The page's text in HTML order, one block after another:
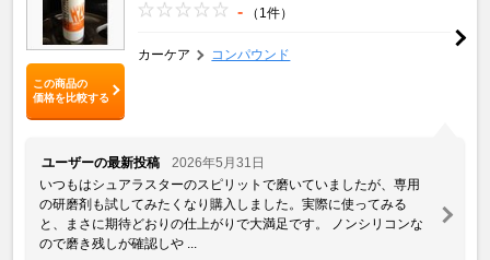
この商品の
価格を比較する
- （1件）
カーケア コンパウンド
ユーザーの最新投稿
2026年5月31日
いつもはシュアラスターのスピリットで磨いていましたが、専用
の研磨剤も試してみたくなり購入しました。実際に使ってみる
と、まさに期待どおりの仕上がりで大満足です。 ノンシリコンな
ので磨き残しが確認しや ...